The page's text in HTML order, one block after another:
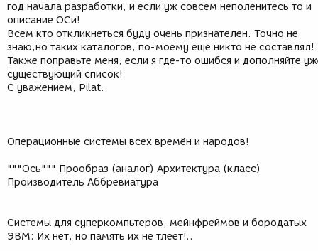
год начала разработки, и если уж совсем неполенитесь то и
описание ОСи!
Всем кто откликнеться буду очень признателен. Точно не
знаю,но таких каталогов, по-моему ещё никто не составлял!
Также поправьте меня, если я где-то ошибся и дополняйте
существующий список!
С уважением, Pilat.
Операционные системы всех времён и народов!
"""Ось""" Прообраз (аналог) Архитектура (класс)
Производитель Аббревиатура
Системы для суперкомпьтеров, мейнфреймов и бородатых
ЭВМ: Их нет, но память их не тлеет!..